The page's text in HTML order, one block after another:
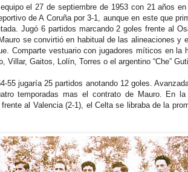
el 27 de septiembre de 1953 con 21 años
de A Coruña por 3-1, aunque en este que
Jugó 6 partidos marcando 2 goles frente al
se convirtió en habitual de las alineaciones y
Comparte vestuario con jugadores míticos en la
Villar, Gaitos, Lolín, Torres o el argentino “Che”
55 jugaría 25 partidos anotando 12 goles.
temporadas mas el contrato de Mauro. En la
al Valencia (2-1), el Celta se libraba de la